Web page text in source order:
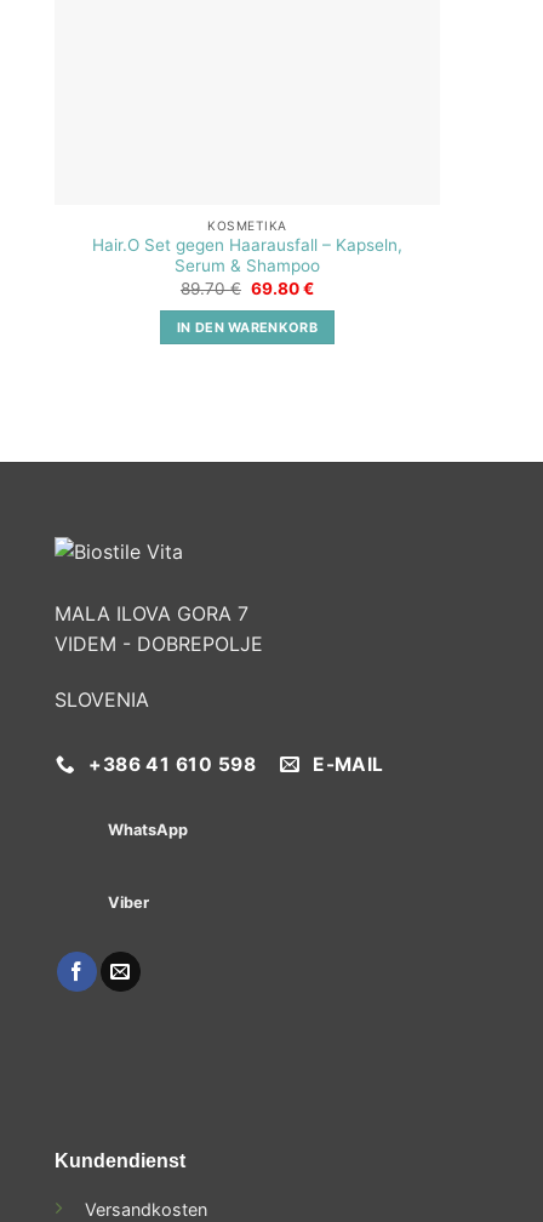
KOSMETIKA
Hair.O Set gegen Haarausfall – Kapseln,
Serum & Shampoo
89.70€ Ursprünglicher
war:
89.70 €
69.80€Aktueller
ist:
69.80 €.
IN DEN WARENKORB
MALA ILOVA GORA 7
VIDEM - DOBREPOLJE
SLOVENIA
+386 41 610 598 E-MAIL
WhatsApp
Viber
Kundendienst
Versandkosten